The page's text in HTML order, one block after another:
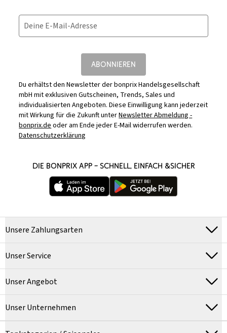
Deine E-Mail-Adresse
ABONNIEREN
Du erhältst den Newsletter der bonprix Handelsgesellschaft
mbH mit exklusiven Gutscheinen, Trends, Sales und
individualisierten Angeboten. Diese Einwilligung kann jederzeit
mit Wirkung für die Zukunft unterNewsletter Abmeldung -
bonprix.deoder am Ende jeder E-Mail widerrufen werden.
Datenschutzerklärung
DIE BONPRIX APP – SCHNELL, EINFACH &SICHER
Unsere Zahlungsarten
Unser Service
Unser Angebot
Unser Unternehmen